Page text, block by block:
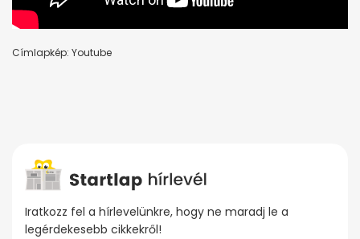
Címlapkép: Youtube
Iratkozz fel a hírlevelünkre, hogy ne maradj le a
legérdekesebb cikkekről!